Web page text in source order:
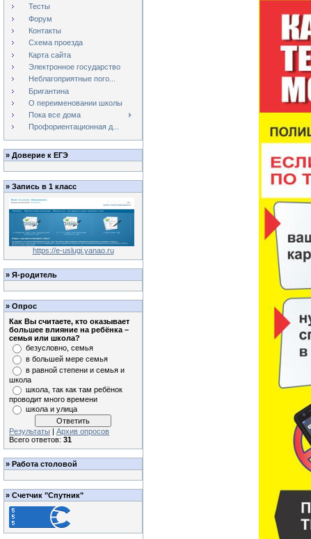
Тесты
Форум
Контакты
Схема проезда
Карта сайта
Электронное государство
Неблагоприятные пого...
Бригантина
О переименовании школы
Пока все дома
Профориентационная д...
» Доверие к ЕГЭ
» Запись в 1 класс
https://e-uslugi.yanao.ru
» Я-родитель
» Опрос
Как Вы считаете, кто оказывает
большее влияние на ребёнка –
семья или школа?
безусловно, семья
в большей мере семья
в равной степени и семья и
школа
школа, так как там ребёнок
проводит много времени
школа и улица
Результаты | Архив опросов
Всего ответов: 31
» Работа столовой
» Счетчик "Спутник"